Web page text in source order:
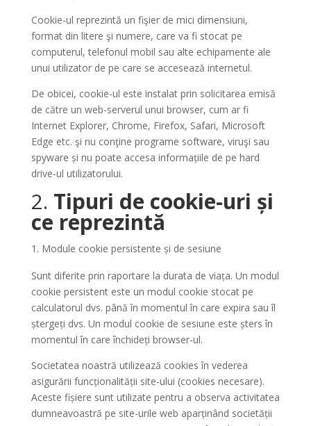
Cookie-ul reprezintă un fişier de mici dimensiuni,
format din litere şi numere, care va fi stocat pe
computerul, telefonul mobil sau alte echipamente ale
unui utilizator de pe care se accesează internetul.
De obicei, cookie-ul este instalat prin solicitarea emisă
de către un web-serverul unui browser, cum ar fi
Internet Explorer, Chrome, Firefox, Safari, Microsoft
Edge etc. şi nu conţine programe software, viruşi sau
spyware și nu poate accesa informațiile de pe hard
drive-ul utilizatorului.
2. Tipuri de cookie-uri și
ce reprezintă
Module cookie persistente și de sesiune
Sunt diferite prin raportare la durata de viața. Un modul
cookie persistent este un modul cookie stocat pe
calculatorul dvs. până în momentul în care expira sau îl
ștergeți dvs. Un modul cookie de sesiune este șters în
momentul în care închideți browser-ul.
Societatea noastră utilizează cookies în vederea
asigurării funcționalității site-ului (cookies necesare).
Aceste fișiere sunt utilizate pentru a observa activitatea
dumneavoastră pe site-urile web aparținând societății